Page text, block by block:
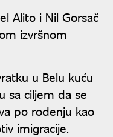
Alito i Nil Gorsač
izvršnom
u Belu kuću
sa ciljem da se
po rođenju kao
imigracije.